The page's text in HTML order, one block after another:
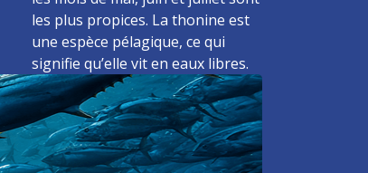
les plus propices. La thonine est
une espèce pélagique, ce qui
signifie qu’elle vit en eaux libres.